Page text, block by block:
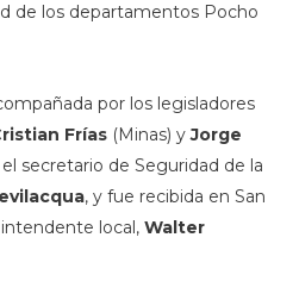
de los departamentos Pocho
por los legisladores
Frías(Minas) yJorge
secretario de Seguridad de la
, y fue recibida en San
local, Walter